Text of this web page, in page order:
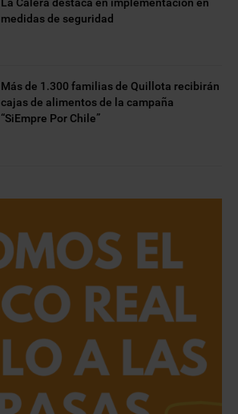
medidas de seguridad
Más de 1.300 familias de Quillota recibirán
cajas de alimentos de la campaña
“SiEmpre Por Chile”